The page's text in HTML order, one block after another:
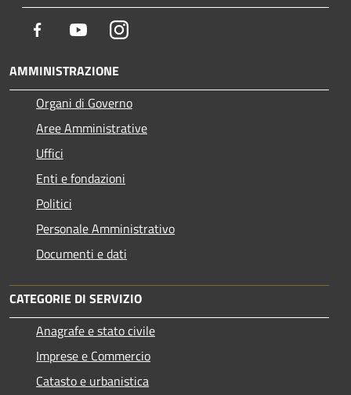
Facebook YoutubeInstagram
AMMINISTRAZIONE
Organi di Governo
Aree Amministrative
Uffici
Enti e fondazioni
Politici
Personale Amministrativo
Documenti e dati
CATEGORIE DI SERVIZIO
Anagrafe e stato civile
Imprese e Commercio
Catasto e urbanistica